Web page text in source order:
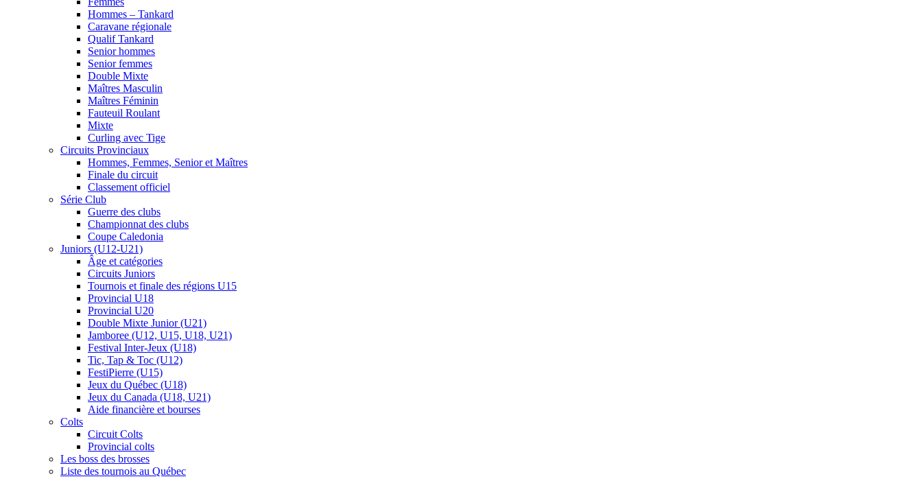
Hommes – Tankard
Caravane régionale
Qualif Tankard
Senior hommes
Senior femmes
Double Mixte
Maîtres Masculin
Maîtres Féminin
Fauteuil Roulant
Mixte
Curling avec Tige
Circuits Provinciaux
Hommes, Femmes, Senior et Maîtres
Finale du circuit
Classement officiel
Série Club
Guerre des clubs
Championnat des clubs
Coupe Caledonia
Juniors (U12-U21)
Âge et catégories
Circuits Juniors
Tournois et finale des régions U15
Provincial U18
Provincial U20
Double Mixte Junior (U21)
Jamboree (U12, U15, U18, U21)
Festival Inter-Jeux (U18)
Tic, Tap & Toc (U12)
FestiPierre (U15)
Jeux du Québec (U18)
Jeux du Canada (U18, U21)
Aide financière et bourses
Colts
Circuit Colts
Provincial colts
Les boss des brosses
Liste des tournois au Québec